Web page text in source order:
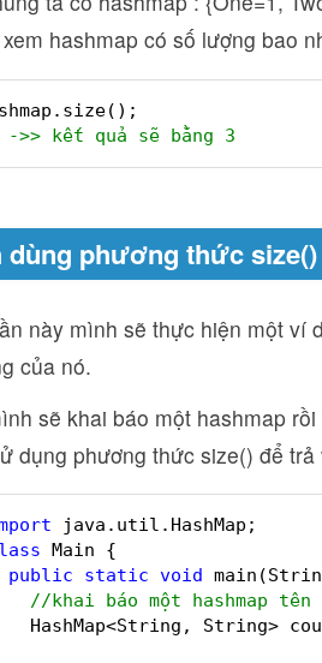
hashmap có số lượng bao
>> kết quả sẽ bằng 3
dùng phương thức
này mình sẽ thực hiện một ví
của nó.
sẽ khai báo một hashmap
dụng phương thức size() để
java.util.HashMap;
Main {
public
static void
//khai báo một hashmap
HashMap<String, String>